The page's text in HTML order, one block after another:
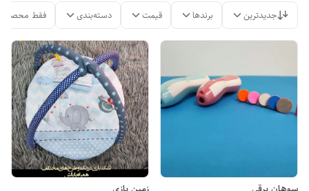
جدیدترین برندها قیمت دسته‌بندی فقط